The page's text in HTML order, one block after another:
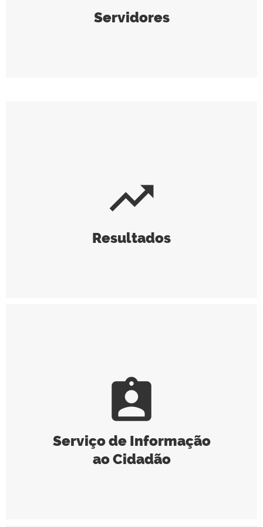
Servidores
trending_up
Resultados
assignment_ind
Serviço de Informação
ao Cidadão